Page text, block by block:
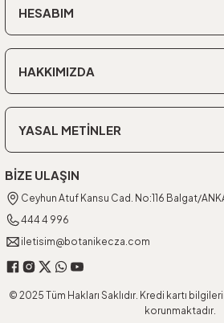
HESABIM
HAKKIMIZDA
YASAL METİNLER
BİZE ULAŞIN
Ceyhun Atuf Kansu Cad. No:116 Balgat/
444 4 996
iletisim@botanikecza.com
© 2025 Tüm Hakları Saklıdır. Kredi kartı
korunmaktadır.